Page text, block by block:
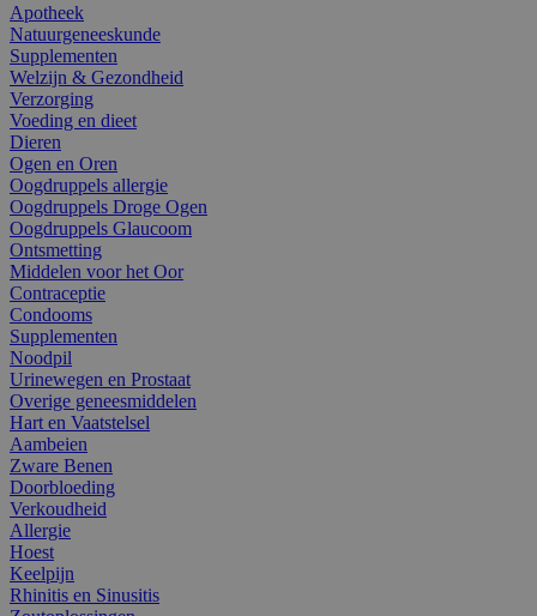
Apotheek
Natuurgeneeskunde
Supplementen
Welzijn & Gezondheid
Verzorging
Voeding en dieet
Dieren
Ogen en Oren
Oogdruppels allergie
Oogdruppels Droge Ogen
Oogdruppels Glaucoom
Ontsmetting
Middelen voor het Oor
Contraceptie
Condooms
Supplementen
Noodpil
Urinewegen en Prostaat
Overige geneesmiddelen
Hart en Vaatstelsel
Aambeien
Zware Benen
Doorbloeding
Verkoudheid
Allergie
Hoest
Keelpijn
Rhinitis en Sinusitis